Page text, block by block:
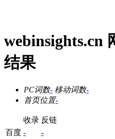
webinsights.cn
结果
PC词数- 移动词数-
首页位置-
收录 反链
百度 -
-